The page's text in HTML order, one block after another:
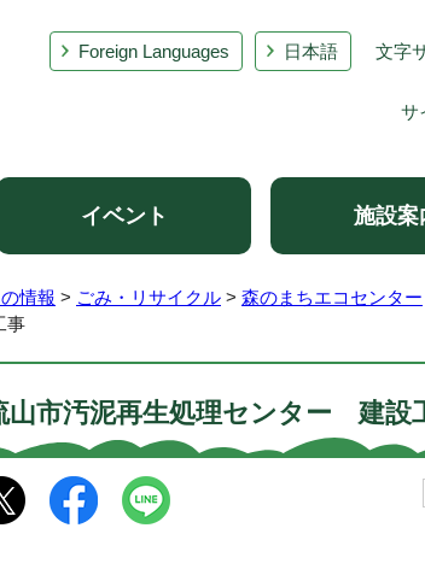
Foreign Languages 日本語 文字
サ
イベント 施設案
情報 > ごみ・リサイクル > 森のまちエコセンター
事
山市汚泥再生処理センター 建設